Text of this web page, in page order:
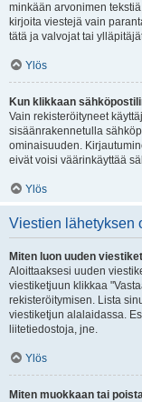
minkään arvonimen
kirjoita viestejä vain
tätä ja valvojat tai
Ylös
Kun klikkaan
Vain rekisteröityneet
sisäänrakennetulla
ominaisuuden.
eivät voisi väärinkäyttää
Ylös
Viestien lähetyksen
Miten luon uuden
Aloittaaksesi uuden
viestiketjuun klikkaa
rekisteröitymisen. Lista
viestiketjun alalaidassa.
liitetiedostoja, jne.
Ylös
Miten muokkaan tai